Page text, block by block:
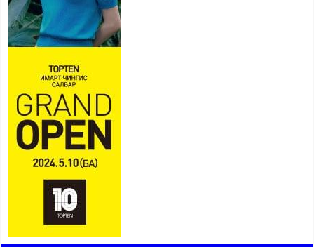
311 алба хаагч, 119 техник хэрэгсэлтэй ажиллаж
үер усны аюул, болзошгүй эрсдэлээс сэргийлж
байна
Аяллаа зөв төлөвлөхийг иргэдэд зөвлөж байна
2026 оны 7 сар 16 / 11 цаг 50 минут
Үер усны болзошгүй аюулаас сэргийлж,
холбогдох байгууллагууд өндөржүүлсэн бэлэн
байдалд ажиллаж байна
2026 оны 7 сар 15 / 13 цаг 06 минут
“Дэлхийн адууны өдөр”-т 15000 морьтон оролцож
2026 оны 7 сар 15 / 11 цаг 51 минут
Шагайн харвааны насанд хүрэгчдийн багийн